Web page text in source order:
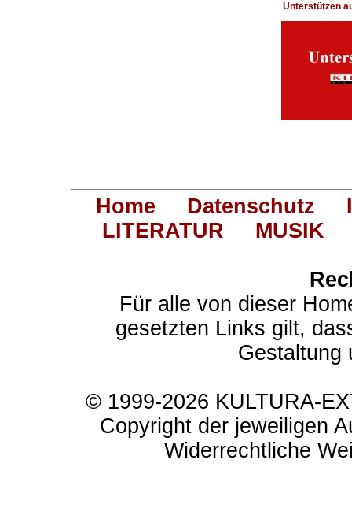
Unterstützen
Home Datenschutz
LITERATUR
MUSIK
Für alle von dieser
gesetzten Links gilt,
Gestaltung
© 1999-2026 KULTURA-
Copyright der jeweiligen
Widerrechtliche